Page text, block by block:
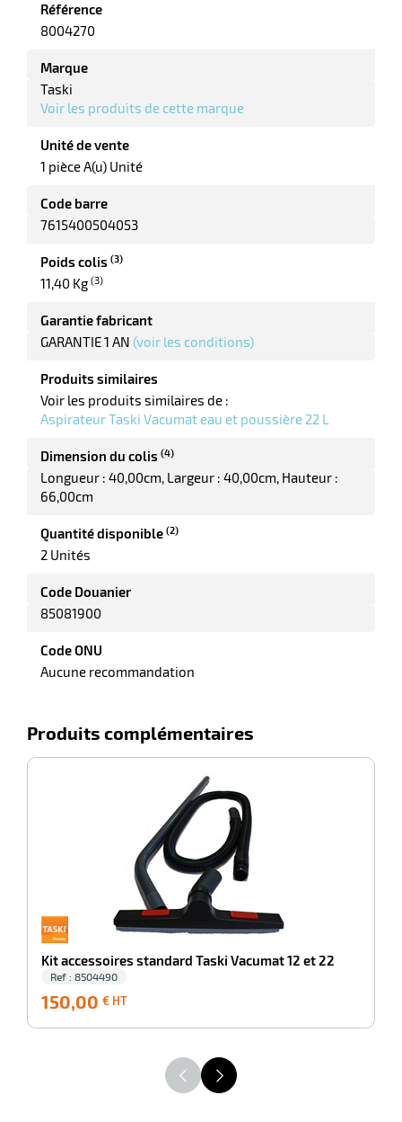
Référence
8004270
Marque
Taski
Voir les produits de cette marque
Unité de vente
1 pièce A(u) Unité
Code barre
7615400504053
Poids colis (3)
11,40 Kg (3)
Garantie fabricant
GARANTIE 1 AN (voir les conditions)
Produits similaires
Voir les produits similaires de :
Aspirateur Taski Vacumat eau et poussière 22 L
Dimension du colis (4)
Longueur : 40,00cm Largeur : 40,00cm Hauteur :
66,00cm
Quantité disponible (2)
2 Unités
Code Douanier
85081900
Code ONU
Aucune recommandation
Produits complémentaires
Kit accessoires standard Taski Vacumat 12 et 22
Ref : 8504490
150,00 € HT
HT